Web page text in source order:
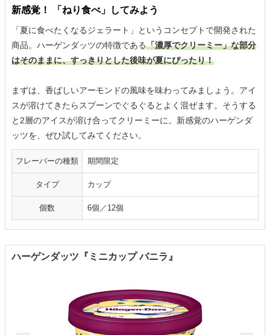
新感覚！ 「ねり食べ」してみよう
「夏に食べたくなるジェラート」というコンセプトで開発された
商品。ハーゲンダッツの特徴である「濃厚でクリーミー」な部分
はそのままに、すっきりとした後味が夏にぴったり！
まずは、香ばしいアーモンドの風味を味わってみましょう。アイ
スが溶けてきたらスプーンでぐるぐるとよく混ぜます。そうする
と2層のアイスが溶け合ってクリーミーに。新感覚のハーゲンダ
ッツを、ぜひ試してみてください。
フレーバーの種類 期間限定
タイプ カップ
個数 6個／12個
ハーゲンダッツ『ミニカップ バニラ』